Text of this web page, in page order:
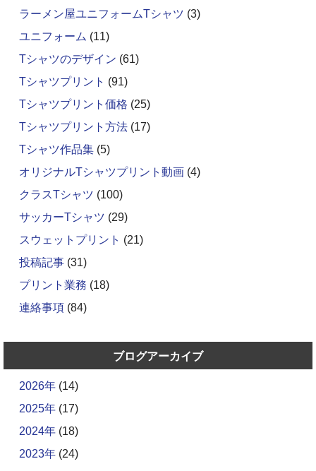
ラーメン屋ユニフォームTシャツ (3)
ユニフォーム (11)
Tシャツのデザイン (61)
Tシャツプリント (91)
Tシャツプリント価格 (25)
Tシャツプリント方法 (17)
Tシャツ作品集 (5)
オリジナルTシャツプリント動画 (4)
クラスTシャツ (100)
サッカーTシャツ (29)
スウェットプリント (21)
投稿記事 (31)
プリント業務 (18)
連絡事項 (84)
ブログアーカイブ
2026年 (14)
2025年 (17)
2024年 (18)
2023年 (24)